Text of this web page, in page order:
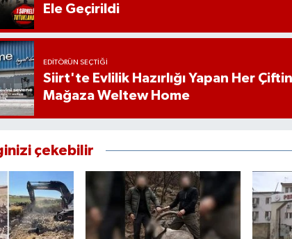
Ele Geçirildi
EDITÖRÜN SEÇTIĞI
Siirt'te Evlilik Hazırlığı Yapan Her
Mağaza Weltew Home
çekebilir